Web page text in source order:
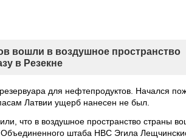
вошли в воздушное пространство
в Резекне
для нефтепродуктов. Начался
Латвии ущерб нанесен не был.
что в воздушное пространство страны
штаба НВС Эгила